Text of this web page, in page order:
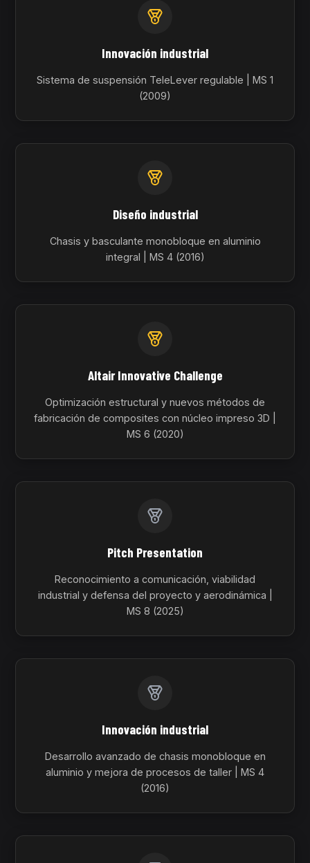
Innovación industrial
Sistema de suspensión TeleLever regulable | MS 1
(2009)
Diseño industrial
Chasis y basculante monobloque en aluminio
integral | MS 4 (2016)
Altair Innovative Challenge
Optimización estructural y nuevos métodos de
fabricación de composites con núcleo impreso 3D |
MS 6 (2020)
Pitch Presentation
Reconocimiento a comunicación, viabilidad
industrial y defensa del proyecto y aerodinámica |
MS 8 (2025)
Innovación industrial
Desarrollo avanzado de chasis monobloque en
aluminio y mejora de procesos de taller | MS 4
(2016)